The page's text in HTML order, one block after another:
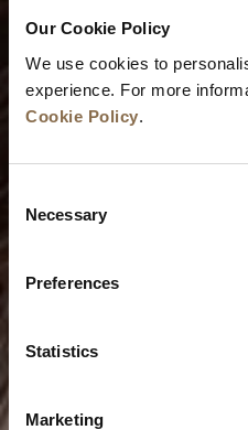
Our Cookie Policy
We use cookies to
experience. For more
Cookie Policy.
Selection
Necessary
Preferences
Statistics
Marketing